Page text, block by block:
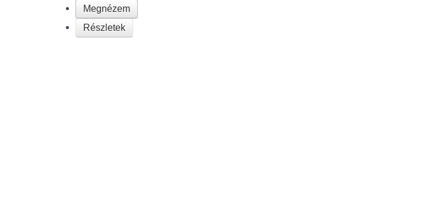
Megnézem
Részletek